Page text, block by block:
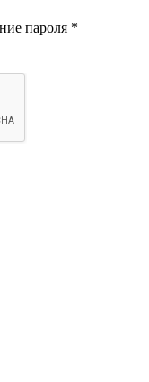
пароля *